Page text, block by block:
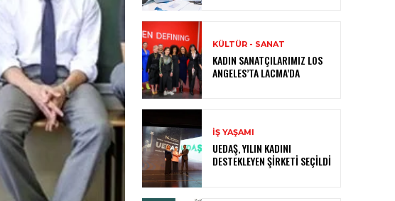
KÜLTÜR - SANAT
KADIN SANATÇILARIMIZ LOS
ANGELES’TA LACMA’DA
İŞ YAŞAMI
UEDAŞ, YILIN KADINI
DESTEKLEYEN ŞIRKETI SEÇILDI